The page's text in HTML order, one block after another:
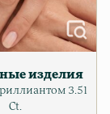
изделия
3.51
Ct.